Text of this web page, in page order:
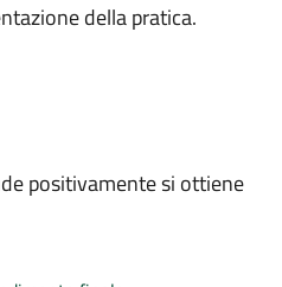
della pratica.
positivamente si ottiene